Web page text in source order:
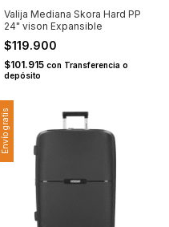
Valija Mediana Skora Hard PP
24" vison Expansible
$119.900
$101.915 con Transferencia o
depósito
Envío gratis